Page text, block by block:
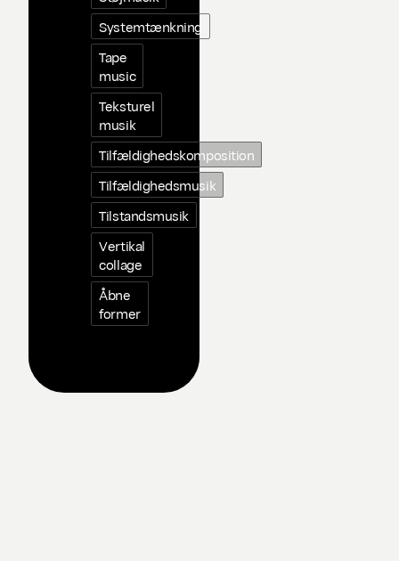
Systemtænkning
Tape
music
Teksturel
musik
Tilfældighedskomposition
Tilfældighedsmusik
Tilstandsmusik
Vertikal
collage
Åbne
former